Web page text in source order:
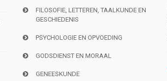
FILOSOFIE, LETTEREN, TAALKUNDE EN
GESCHIEDENIS
PSYCHOLOGIE EN OPVOEDING
GODSDIENST EN MORAAL
GENEESKUNDE